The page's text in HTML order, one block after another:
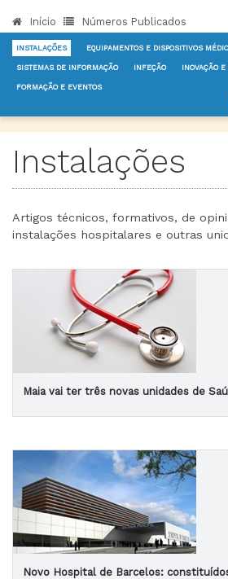
Início Números Publicados
INSTALAÇÕES EQUIPAMENTOS E DISPOSITIVOS
SISTEMAS DE INFORMAÇÃO INFEÇÃO INOVAÇÃO
FORMAÇÃO E EVENTOS
Instalações
Artigos técnicos, formativos, de
instalações hospitalares e outras
Maia vai ter três novas unidades de
Novo Hospital de Barcelos: